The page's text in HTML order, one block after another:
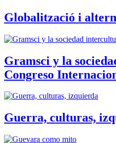
Globalització i
Gramsci y la
Congreso
Guerra, culturas,